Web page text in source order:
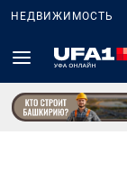
НЕДВИЖИМОСТЬ